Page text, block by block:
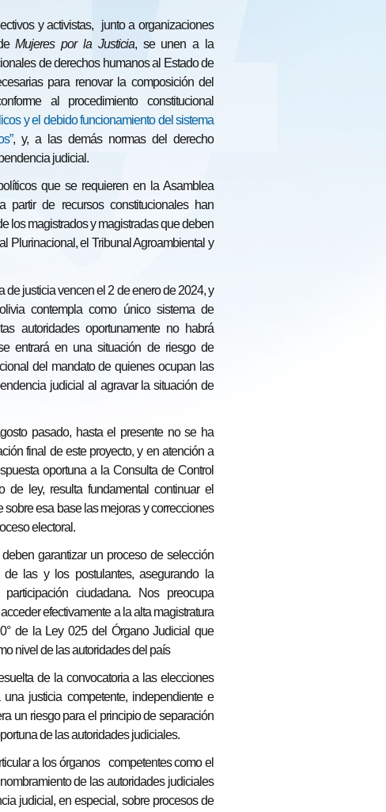
y activistas, junto a organizaciones
Mujeres por la Justicia, se unen a la
de derechos humanos al Estado de
para renovar la composición del
al procedimiento constitucional
y el debido funcionamiento del sistema
, y, a las demás normas del derecho
judicial.
que se requieren en la Asamblea
partir de recursos constitucionales han
los magistrados y magistradas que deben
Plurinacional, el Tribunal Agroambiental y
justicia vencen el 2 de enero de 2024, y
contempla como único sistema de
autoridades oportunamente no habrá
entrará en una situación de riesgo de
del mandato de quienes ocupan las
judicial al agravar la situación de
pasado, hasta el presente no se ha
final de este proyecto, y en atención a
oportuna a la Consulta de Control
de ley, resulta fundamental continuar el
esa base las mejoras y correcciones
electoral.
garantizar un proceso de selección
las y los postulantes, asegurando la
ciudadana. Nos preocupa
efectivamente a la alta magistratura
de la Ley 025 del Órgano Judicial que
nivel de las autoridades del país
de la convocatoria a las elecciones
justicia competente, independiente e
un riesgo para el principio de separación
de las autoridades judiciales.
a los órganos competentes como el
de las autoridades judiciales
judicial, en especial, sobre procesos de